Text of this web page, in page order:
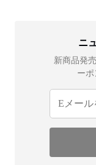
ニ
新商品発
ー